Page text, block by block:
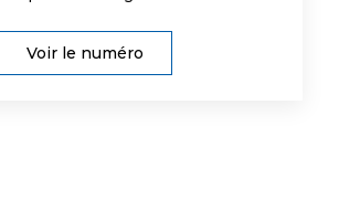
Voir le numéro